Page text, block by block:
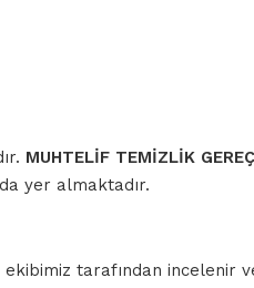
MUHTELİF TEMİZLİK
yer almaktadır.
tarafından incelenir